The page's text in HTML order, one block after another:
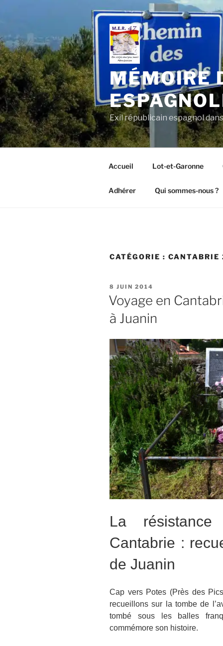
principal
MÉMOIRE
Exil républicain espagnol
Accueil Lot-et-Garonne
Adhérer Qui sommes-nous ?
CATÉGORIE : CANTABRIE
PUBLIÉ
LE
8 JUIN 2014
Voyage en
à Juanin
La
Cantabrie :
de Juanin
Cap vers Potes (Près des
recueillons sur la tombe de
tombé sous les balles
commémore son histoire.